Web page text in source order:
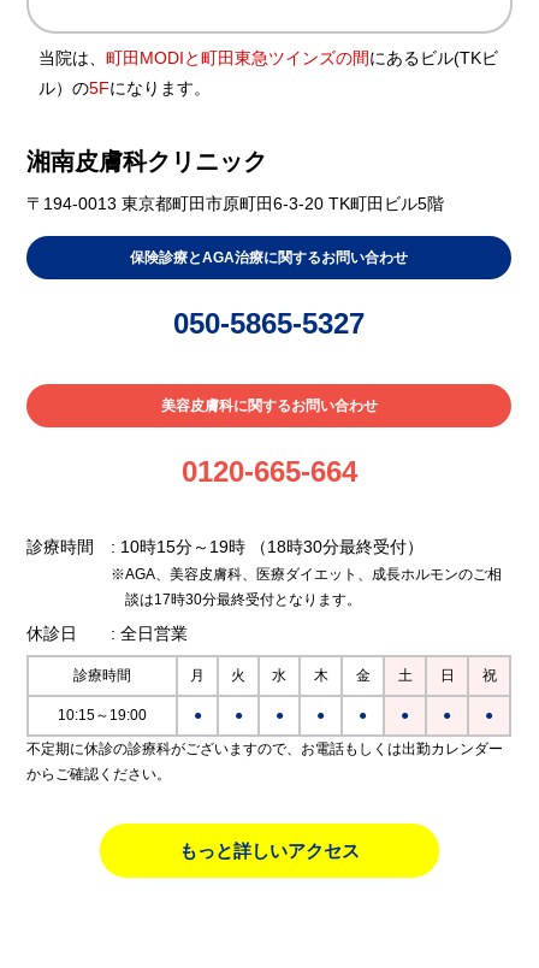
当院は、町田MODIと町田東急ツインズの間にあるビル(TKビ
ル）の5Fになります。
湘南皮膚科クリニック
〒194-0013 東京都町田市原町田6-3-20 TK町田ビル5階
保険診療とAGA治療に関するお問い合わせ
050-5865-5327
美容皮膚科に関するお問い合わせ
0120-665-664
診療時間 : 10時15分～19時 （18時30分最終受付）
※AGA、美容皮膚科、医療ダイエット、成長ホルモンのご相
談は17時30分最終受付となります。
休診日 : 全日営業
診療時間 月 火 水 木 金 土 日 祝
10:15～19:00 ● ● ● ● ● ● ●
●
不定期に休診の診療科がございますので、お電話もしくは出勤カレンダー
からご確認ください。
もっと詳しいアクセス